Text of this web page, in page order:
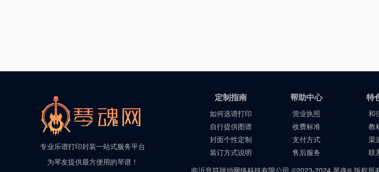
专业乐谱打印封装一站式服务平台
为琴友提供最方便用的琴谱！
定制指南
如何选谱打印
自行提供图谱
封面个性定制
装订方式说明
帮助中心
营业执照
收费标准
支付方式
售后服务
特
和
教
渠
联